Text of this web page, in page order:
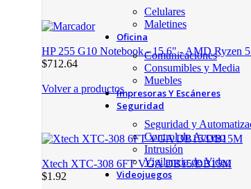
Celulares
Maletines
Oficina
Comunicaciones
Consumibles y Media
Muebles
Impresoras Y Escáneres
Seguridad
Seguridad y
Control de Acceso
Intrusión
Vigilancia de Video
Videojuegos
HP 255 G10 Notebook - 15.6" - AMD Ryzen
$712.64
Volver a productos
Xtech XTC-308 6FT VGA DB15/DB15M
$1.92